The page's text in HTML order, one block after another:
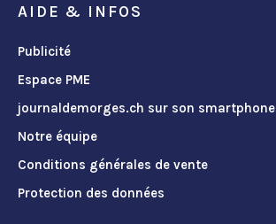
AIDE & INFOS
Publicité
Espace PME
journaldemorges.ch sur son smartphone
Notre équipe
Conditions générales de vente
Protection des données